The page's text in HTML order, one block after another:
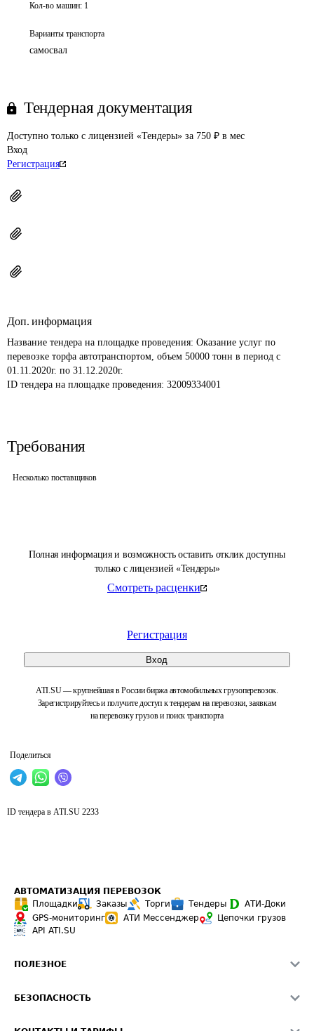
Полная информация и возможность оставить отклик доступны
только с лицензией «Тендеры»
Смотреть расценки
Регистрация
Вход
ATI.SU — крупнейшая в России биржа автомобильных грузоперевозок.
Зарегистрируйтесь и получите доступ к тендерам на перевозки, заявкам
на перевозку грузов и поиск транспорта
Поделиться
Кол-во машин: 1
Варианты транспорта
самосвал
Тендерная документация
Доступно только с лицензией «Тендеры» за 750 ₽ в мес
Вход
Регистрация
Доп. информация
Название тендера на площадке проведения: Оказание услуг по
перевозке торфа автотранспортом, объем 50000 тонн в период с
01.11.2020г. по 31.12.2020г.
ID тендера на площадке проведения: 32009334001
Требования
Несколько поставщиков
ID тендера в ATI.SU 2233
АВТОМАТИЗАЦИЯ ПЕРЕВОЗОК
Площадки
Заказы Торги Тендеры
АТИ-Доки
GPS-мониторинг
АТИ Мессенджер
Цепочки грузов
API ATI.SU
ПОЛЕЗНОЕ
Звезды ATI.SU на вашем сайте
БЕЗОПАСНОСТЬ